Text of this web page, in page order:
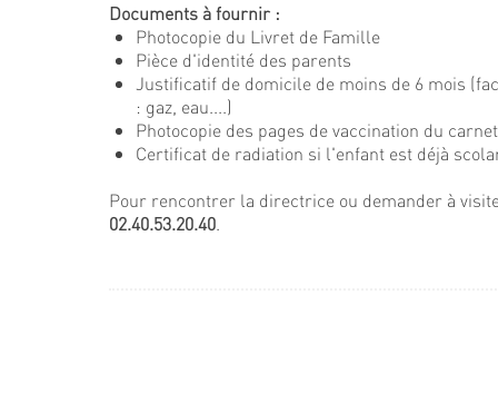
Documents à fournir :
Photocopie du Livret de Famille
Pièce d'identité des parents
Justificatif de domicile de moins de 6 mois
: gaz, eau....)
Photocopie des pages de vaccination du
Certificat de radiation si l'enfant est déjà
Pour rencontrer la directrice ou demander à
02.40.53.20.40.